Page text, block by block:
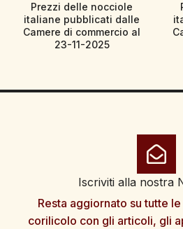
Prezzi delle nocciole
italiane pubblicati dalle
Camere di commercio al
23-11-2025
Iscriviti alla nostra
Resta aggiornato su tutte
corilicolo con gli articoli, gli